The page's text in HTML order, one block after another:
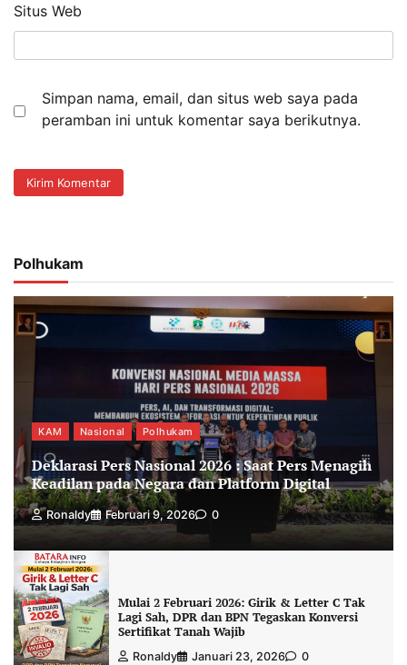
Situs Web
Simpan nama, email, dan situs web saya pada
peramban ini untuk komentar saya berikutnya.
Polhukam
KAM Nasional Polhukam
Deklarasi Pers Nasional 2026 : Saat Pers Menagih
Keadilan pada Negara dan Platform Digital
Ronaldy Februari 9, 2026 0
Mulai 2 Februari 2026: Girik & Letter C Tak
Lagi Sah, DPR dan BPN Tegaskan Konversi
Sertifikat Tanah Wajib
Ronaldy Januari 23, 2026 0